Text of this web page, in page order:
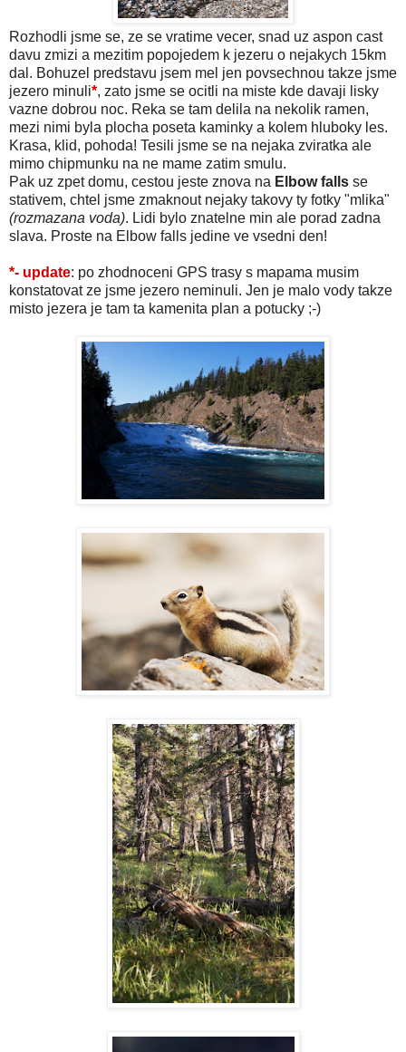
Rozhodli jsme se, ze se vratime vecer, snad uz aspon cast
davu zmizi a mezitim popojedem k jezeru o nejakych 15km
dal. Bohuzel predstavu jsem mel jen povsechnou takze jsme
jezero minuli*, zato jsme se ocitli na miste kde davaji lisky
vazne dobrou noc. Reka se tam delila na nekolik ramen,
mezi nimi byla plocha poseta kaminky a kolem hluboky les.
Krasa, klid, pohoda! Tesili jsme se na nejaka zviratka ale
mimo chipmunku na ne mame zatim smulu.
Pak uz zpet domu, cestou jeste znova na Elbow falls se
stativem, chtel jsme zmaknout nejaky takovy ty fotky "mlika"
(rozmazana voda). Lidi bylo znatelne min ale porad zadna
slava. Proste na Elbow falls jedine ve vsedni den!
*- update: po zhodnoceni GPS trasy s mapama musim
konstatovat ze jsme jezero neminuli. Jen je malo vody takze
misto jezera je tam ta kamenita plan a potucky ;-)